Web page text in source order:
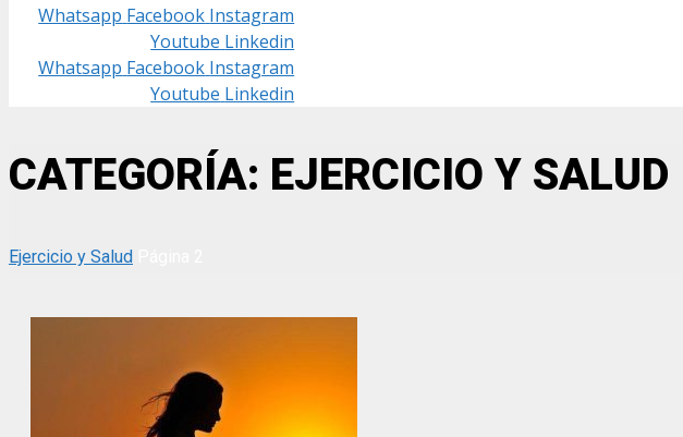
Whatsapp Facebook Instagram
Youtube Linkedin
Whatsapp Facebook Instagram
Youtube Linkedin
CATEGORÍA: EJERCICIO Y SALUD
Ejercicio y Salud